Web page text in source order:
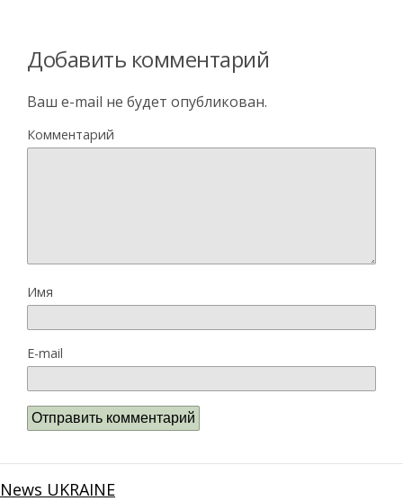
Добавить комментарий
Ваш e-mail не будет опубликован.
Комментарий
Имя
E-mail
News UKRAINE